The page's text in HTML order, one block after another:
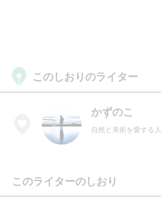
このしおりのライター
かずのこ
自然と美術を愛する人
このライターのしおり